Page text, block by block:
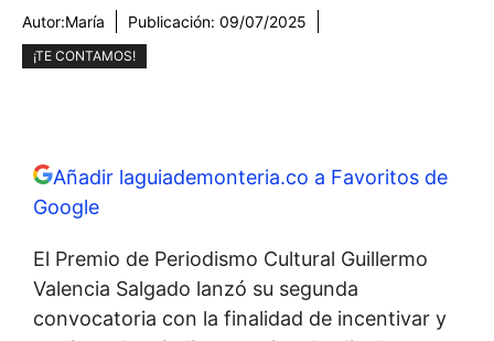
Autor:María Publicación: 09/07/2025
¡TE CONTAMOS!
Añadir laguiademonteria.co a Favoritos de
Google
El Premio de Periodismo Cultural Guillermo
Valencia Salgado lanzó su segunda
convocatoria con la finalidad de incentivar y